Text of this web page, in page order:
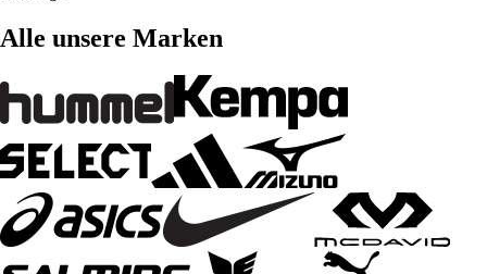
Alle unsere Marken